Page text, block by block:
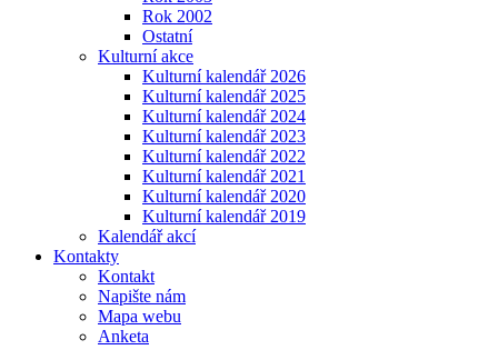
Rok 2002
Ostatní
Kulturní akce
Kulturní kalendář 2026
Kulturní kalendář 2025
Kulturní kalendář 2024
Kulturní kalendář 2023
Kulturní kalendář 2022
Kulturní kalendář 2021
Kulturní kalendář 2020
Kulturní kalendář 2019
Kalendář akcí
Kontakty
Kontakt
Napište nám
Mapa webu
Anketa